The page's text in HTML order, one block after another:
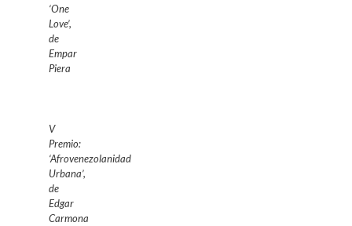
‘One
Love’,
de
Empar
Piera
V
Premio:
‘Afrovenezolanidad
Urbana’,
de
Edgar
Carmona